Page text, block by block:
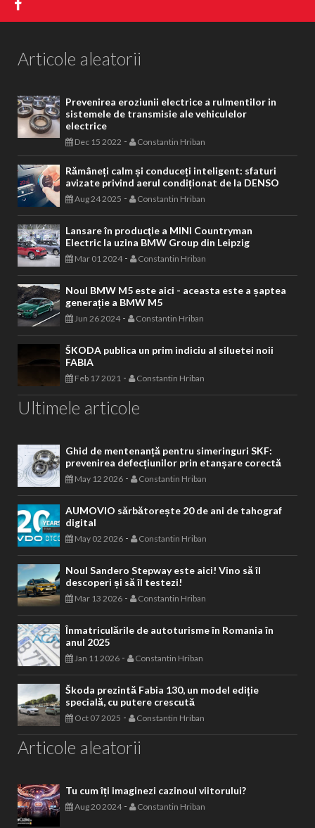
Articole aleatorii
Prevenirea eroziunii electrice a rulmentilor in
sistemele de transmisie ale vehiculelor
electrice
Dec 15 2022 - Constantin Hriban
Rămâneți calm și conduceți inteligent: sfaturi
avizate privind aerul condiționat de la DENSO
Aug 24 2025 - Constantin Hriban
Lansare în producţie a MINI Countryman
Electric la uzina BMW Group din Leipzig
Mar 01 2024- Constantin Hriban
Noul BMW M5 este aici - aceasta este a șaptea
generație a BMW M5
Jun 26 2024- Constantin Hriban
ŠKODA publica un prim indiciu al siluetei noii
FABIA
Feb 17 2021 - Constantin Hriban
Ultimele articole
Ghid de mentenanță pentru simeringuri SKF:
prevenirea defecțiunilor prin etanșare corectă
May 12 2026 - Constantin Hriban
AUMOVIO sărbătorește 20 de ani de tahograf
digital
May 02 2026 - Constantin Hriban
Noul Sandero Stepway este aici! Vino să îl
descoperi și să îl testezi!
Mar 13 2026 - Constantin Hriban
Înmatriculările de autoturisme în Romania în
anul 2025
Jan 11 2026 - Constantin Hriban
Škoda prezintă Fabia 130, un model ediție
specială, cu putere crescută
Oct 07 2025 - Constantin Hriban
Articole aleatorii
Tu cum îți imaginezi cazinoul viitorului?
Aug 20 2024- Constantin Hriban